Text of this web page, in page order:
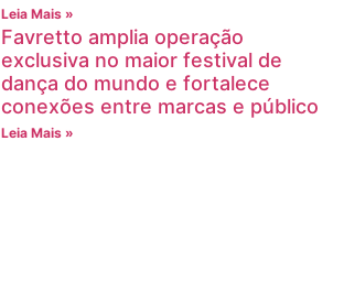
Leia Mais »
Favretto amplia operação
exclusiva no maior festival de
dança do mundo e fortalece
conexões entre marcas e público
Leia Mais »